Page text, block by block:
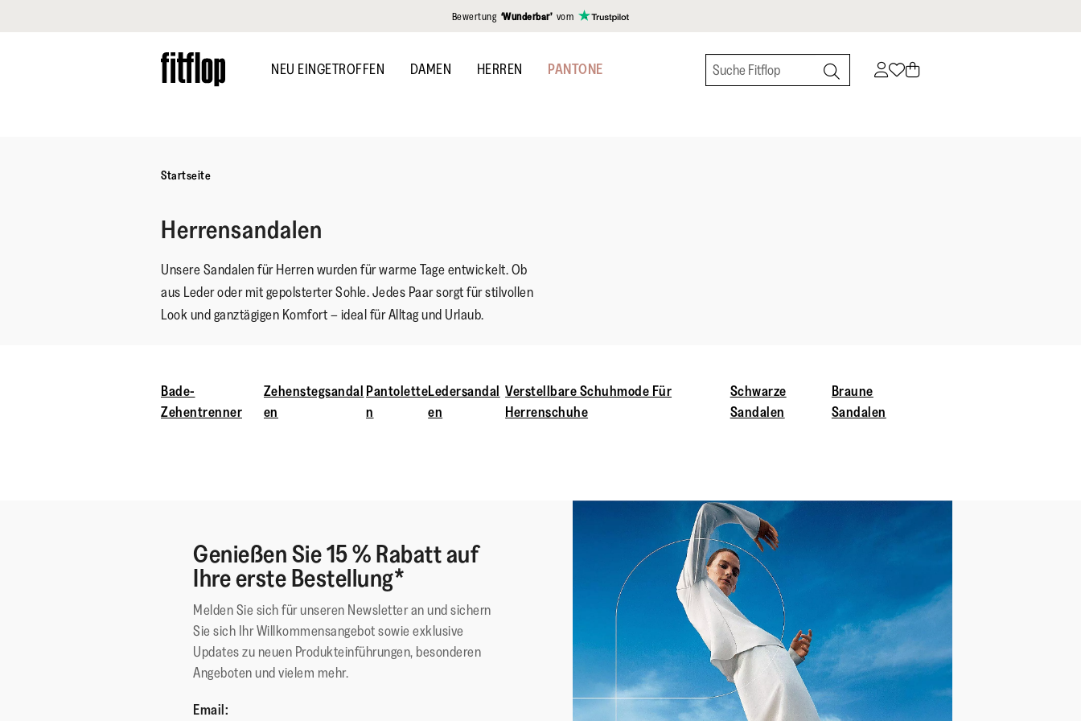
Bewertung ‘Wunderbar’ vom
to
main
NEU EINGETROFFEN DAMEN HERREN PANTONE
Startseite
Herrensandalen
Unsere Sandalen für Herren wurden für warme Tage entwickelt. Ob
aus Leder oder mit gepolsterter Sohle. Jedes Paar sorgt für stilvollen
Look und ganztägigen Komfort – ideal für Alltag und Urlaub.
Bade-
Zehentrenner
Zehenstegsandal
en
Pantolette
n
Ledersandal
en
Verstellbare Schuhmode Für
Herrenschuhe
Schwarze
Sandalen
Braune
Sandalen
Genießen Sie 15 % Rabatt auf
Ihre erste Bestellung*
Melden Sie sich für unseren Newsletter an und sichern
Sie sich Ihr Willkommensangebot sowie exklusive
Updates zu neuen Produkteinführungen, besonderen
Angeboten und vielem mehr.
Email: